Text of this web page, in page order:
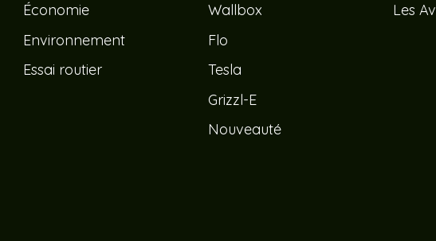
Économie
Environnement
Essai routier
Wallbox
Flo
Tesla
Grizzl-E
Nouveauté
Les